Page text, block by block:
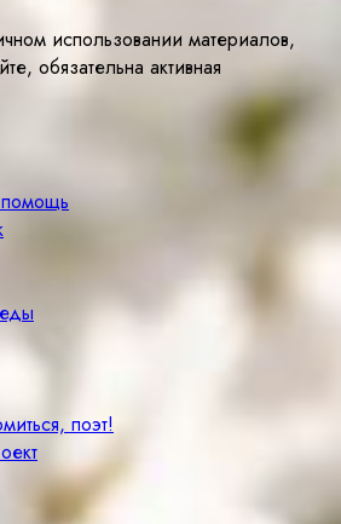
использовании материалов,
обязательна активная
помощь
поэт!